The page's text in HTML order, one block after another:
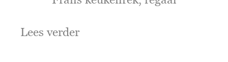
Lees verder